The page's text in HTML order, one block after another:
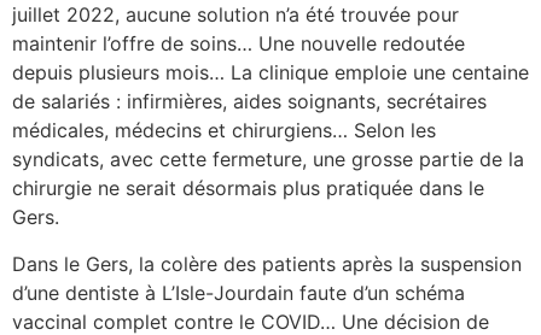
juillet 2022, aucune solution n’a été trouvée pour
maintenir l’offre de soins… Une nouvelle redoutée
depuis plusieurs mois… La clinique emploie une centaine
de salariés : infirmières, aides soignants, secrétaires
médicales, médecins et chirurgiens… Selon les
syndicats, avec cette fermeture, une grosse partie de la
chirurgie ne serait désormais plus pratiquée dans le
Gers.
Dans le Gers, la colère des patients après la suspension
d’une dentiste à L’Isle-Jourdain faute d’un schéma
vaccinal complet contre le COVID… Une décision de